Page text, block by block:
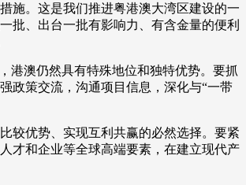
。这是我们推进粤港澳大湾区建设的一
批、出台一批有影响力、有含金量的便利
澳仍然具有特殊地位和独特优势。要抓
政策交流，沟通项目信息，深化与“一带
优势、实现互利共赢的必然选择。要紧
才和企业等全球高端要素，在建立现代产